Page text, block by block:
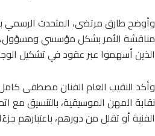
وأوضح طارق مرتضى، المتحدث الرسمي
مناقشة الأمر بشكل مؤسسي ومسؤول،
الذين أسهموا عبر عقود في تشكيل
وأكد النقيب العام الفنان مصطفى
نقابة المهن الموسيقية، بالتنسيق مع
الفنية أو تقلل من دورهم، باعتبارهم